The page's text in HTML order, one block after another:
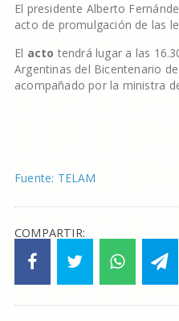
El presidente Alberto
acto de promulgación de las
El acto tendrá lugar a las
Argentinas del Bicentenario
acompañado por la ministra
Fuente: TELAM
COMPARTIR: